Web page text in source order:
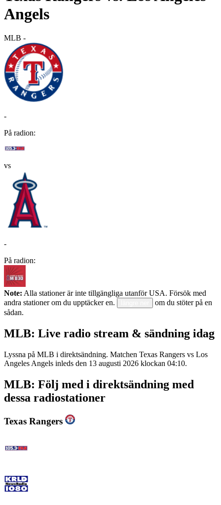
Angels
MLB -
-
På radion:
vs
-
På radion:
Note: Alla stationer är inte tillgängliga utanför USA. Försök med
andra stationer om du upptäcker en.
om du stöter på en
sådan.
MLB: Live radio stream & sändning idag
Lyssna på MLB i direktsändning. Matchen Texas Rangers vs Los
Angeles Angels inleds den 13 augusti 2026 klockan 04:10.
MLB: Följ med i direktsändning med
dessa radiostationer
Texas Rangers